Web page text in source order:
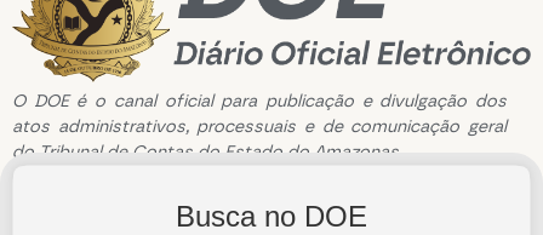
O DOE é o canal oficial para publicação e divulgação dos
atos administrativos, processuais e de comunicação geral
do Tribunal de Contas do Estado do Amazonas.
Busca no DOE